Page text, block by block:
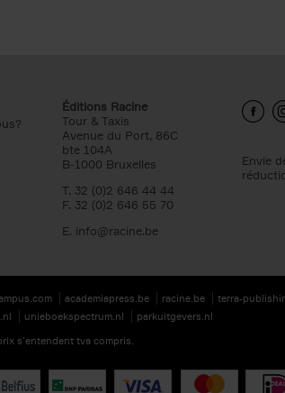
Éditions Racine
Tour & Taxis
Avenue du Port, 86C
bte 104A
B-1000 Bruxelles
T. 32 (0)2 646 44 44
F. 32 (0)2 646 55 70
E. info@racine.be
Envie
academiapress.be racine.be
terra-
unieboekspectrum.nl
parkuitgevers.nl
s’entendent tva compris.